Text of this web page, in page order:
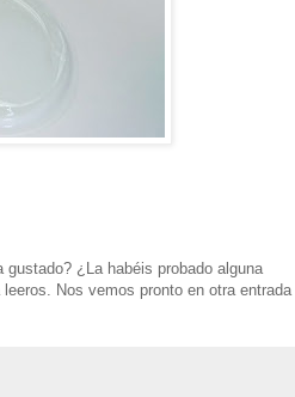
gustado? ¿La habéis probado alguna
Nos vemos pronto en otra entrada